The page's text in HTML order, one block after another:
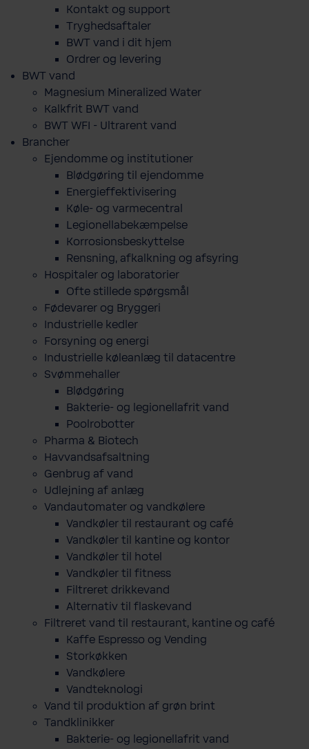
Kontakt og support
Tryghedsaftaler
BWT vand i dit hjem
Ordrer og levering
BWT vand
Magnesium Mineralized Water
Kalkfrit BWT vand
BWT WFI - Ultrarent vand
Brancher
Ejendomme og institutioner
Blødgøring til ejendomme
Energieffektivisering
Køle- og varmecentral
Legionellabekæmpelse
Korrosionsbeskyttelse
Rensning, afkalkning og afsyring
Hospitaler og laboratorier
Ofte stillede spørgsmål
Fødevarer og Bryggeri
Industrielle kedler
Forsyning og energi
Industrielle køleanlæg til datacentre
Svømmehaller
Blødgøring
Bakterie- og legionellafrit vand
Poolrobotter
Pharma & Biotech
Havvandsafsaltning
Genbrug af vand
Udlejning af anlæg
Vandautomater og vandkølere
Vandkøler til restaurant og café
Vandkøler til kantine og kontor
Vandkøler til hotel
Vandkøler til fitness
Filtreret drikkevand
Alternativ til flaskevand
Filtreret vand til restaurant, kantine og café
Kaffe Espresso og Vending
Storkøkken
Vandkølere
Vandteknologi
Vand til produktion af grøn brint
Tandklinikker
Bakterie-​ og legio­nel­lafrit vand